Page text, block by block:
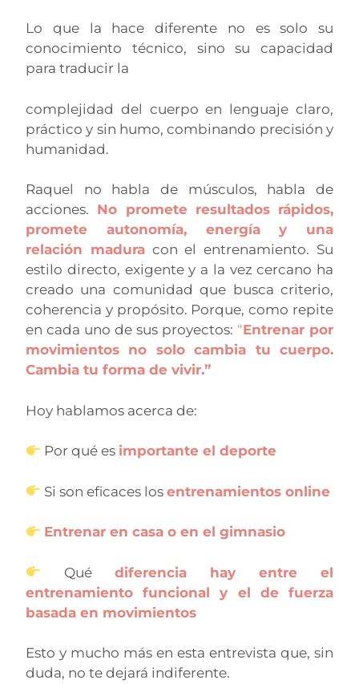
Lo que la hace diferente no es solo su
conocimiento técnico, sino su capacidad
para traducir la
complejidad del cuerpo en lenguaje claro,
práctico y sin humo, combinando precisión y
humanidad.
Raquel no habla de músculos, habla de
acciones. No promete resultados rápidos,
promete autonomía, energía y una
relación maduracon el entrenamiento. Su
estilo directo, exigente y a la vez cercano ha
creado una comunidad que busca criterio,
coherencia y propósito. Porque, como repite
en cada uno de sus proyectos: “Entrenar por
movimientos no solo cambia tu cuerpo.
Cambia tu forma de vivir.”
Hoy hablamos acerca de:
Por qué es importante el deporte
Si son eficaces losentrenamientos online
Entrenar en casa o en el gimnasio
Qué diferencia hay entre el
entrenamiento funcional y el de fuerza
basada en movimientos
Esto y mucho más en esta entrevista que, sin
duda, no te dejará indiferente.